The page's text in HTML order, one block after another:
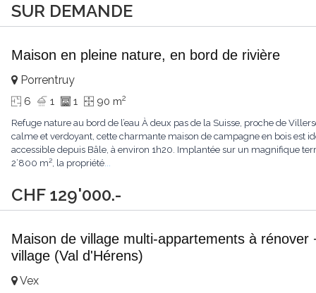
SUR DEMANDE
Maison en pleine nature, en bord de rivière
CHF 129'000.-
Porrentruy
6 1 1 90 m2
Refuge nature au bord de l’eau À deux pas de la Suisse, proche de
calme et verdoyant, cette charmante maison de campagne en bois est
accessible depuis Bâle, à environ 1h20. Implantée sur un magnifique
2’800 m², la propriété...
Maison de village multi-appartements à
village (Val d'Hérens)
Vex